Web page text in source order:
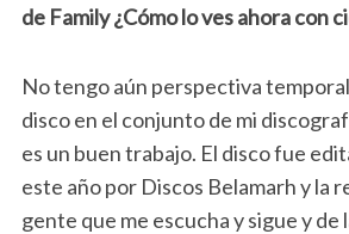
de Family ¿Cómo lo ves ahora con
No tengo aún perspectiva
disco en el conjunto de mi
es un buen trabajo. El disco fue
este año por Discos Belamarh y la
gente que me escucha y sigue y de